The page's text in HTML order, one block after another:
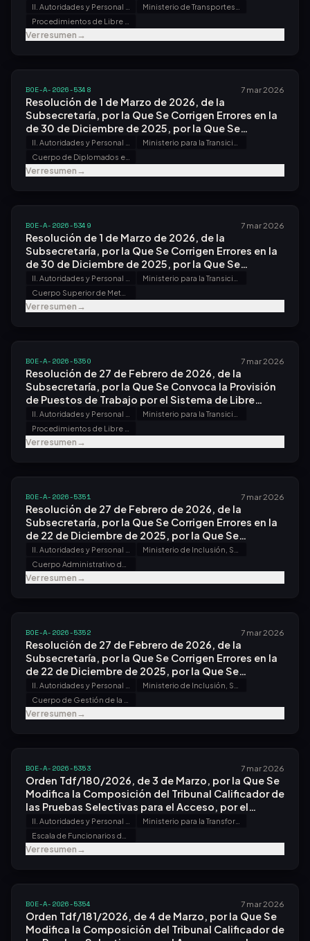
Designación.
Ver resumen→
BOE-A-2026-5348 7 mar 2026
Resolución de 1 de Marzo de 2026, de la
Subsecretaría, por la Que Se Corrigen Errores en la
de 30 de Diciembre de 2025, por la Que Se
Convoca Proceso Selectivo para Ingreso, por el
Sistema General de Acceso Libre y Promoción
Interna, en el Cuerpo de Diplomados en
Meteorología del Estado.
Ver resumen→
BOE-A-2026-5349 7 mar 2026
Resolución de 1 de Marzo de 2026, de la
Subsecretaría, por la Que Se Corrigen Errores en la
de 30 de Diciembre de 2025, por la Que Se
Convoca Proceso Selectivo para Ingreso, por el
Sistema General de Acceso Libre y Promoción
Interna, en el Cuerpo Superior de Meteorólogos del
Estado.
Ver resumen→
BOE-A-2026-5350 7 mar 2026
Resolución de 27 de Febrero de 2026, de la
Subsecretaría, por la Que Se Convoca la Provisión
de Puestos de Trabajo por el Sistema de Libre
Designación.
Ver resumen→
BOE-A-2026-5351 7 mar 2026
Resolución de 27 de Febrero de 2026, de la
Subsecretaría, por la Que Se Corrigen Errores en la
de 22 de Diciembre de 2025, por la Que Se
Convoca Proceso Selectivo para Ingreso, por el
Sistema General de Acceso Libre y Promoción
Interna, en el Cuerpo Administrativo de la
Administración de la Seguridad Social.
Ver resumen→
BOE-A-2026-5352 7 mar 2026
Resolución de 27 de Febrero de 2026, de la
Subsecretaría, por la Que Se Corrigen Errores en la
de 22 de Diciembre de 2025, por la Que Se
Convoca Proceso Selectivo para Ingreso, por el
Sistema General de Acceso Libre y Promoción
Interna, en el Cuerpo de Gestión de la
Administración de la Seguridad Social.
Ver resumen→
BOE-A-2026-5353 7 mar 2026
Orden Tdf/180/2026, de 3 de Marzo, por la Que Se
Modifica la Composición del Tribunal Calificador de
las Pruebas Selectivas para el Acceso, por el
Sistema General de Acceso Libre, a la Subescala
de Secretaría-intervención, de la Escala de
Funcionarios de Administración Local con
Habilitación de Carácter Nacional, Convocadas
Ver resumen→
BOE-A-2026-5354 7 mar 2026
Orden Tdf/181/2026, de 4 de Marzo, por la Que Se
Modifica la Composición del Tribunal Calificador de